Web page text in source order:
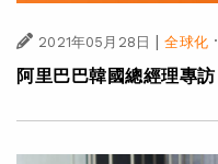
2021年05月28日 | 全球化
阿里巴巴韓國總經理專